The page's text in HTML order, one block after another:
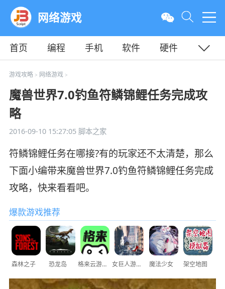
网络游戏
首页 编程 手机 软件
硬件
教程
平面
游戏攻略> 网络游戏>
魔兽世界7.0钓鱼符鳞锦鲤任务完成攻
略
2016-09-10 15:27:05脚本之家
符鳞锦鲤任务在哪接?有的玩家还不太清楚，那么
下面小编带来魔兽世界7.0钓鱼符鳞锦鲤任务完成
攻略，快来看看吧。
爆款游戏推荐
森林之子 恐龙岛 格来云游戏 女巨人游乐场 魔法少女 架空地图